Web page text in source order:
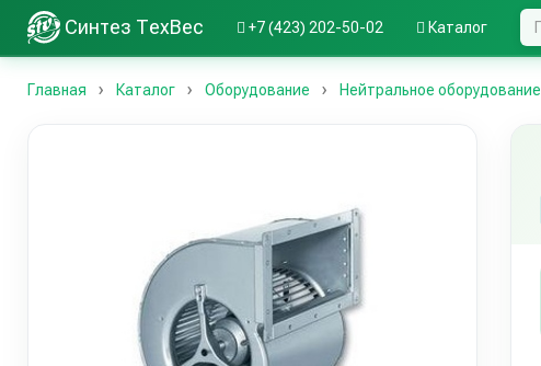
Синтез ТехВес +7 (423) 202-50-02 Каталог
Главная Каталог Оборудование Нейтральное оборудование